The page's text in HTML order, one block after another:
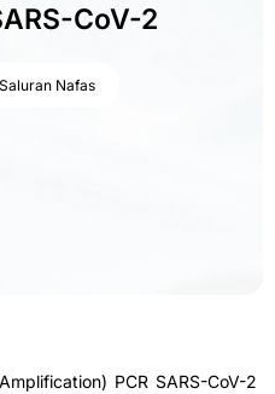
CoV-2
Nafas
PCR SARS-CoV-2